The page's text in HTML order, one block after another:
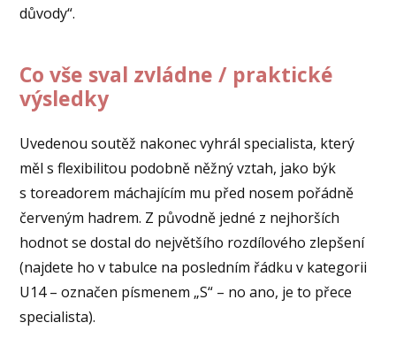
důvody“.
Co vše sval zvládne / praktické
výsledky
Uvedenou soutěž nakonec vyhrál specialista, který
měl s flexibilitou podobně něžný vztah, jako býk
s toreadorem máchajícím mu před nosem pořádně
červeným hadrem. Z původně jedné z nejhorších
hodnot se dostal do největšího rozdílového zlepšení
(najdete ho v tabulce na posledním řádku v kategorii
U14 – označen písmenem „S“ – no ano, je to přece
specialista).